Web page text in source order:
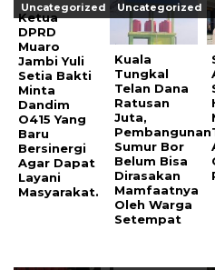
Uncategorized
Ketua
DPRD
Muaro
Jambi Yuli
Setia Bakti
Minta
Dandim
O415 Yang
Baru
Bersinergi
Agar Dapat
Layani
Masyarakat.
Uncategorized
Kuala
Tungkal
Telan Dana
Ratusan
Juta,
Pembangunan
Sumur Bor
Belum Bisa
Dirasakan
Mamfaatnya
Oleh Warga
Setempat